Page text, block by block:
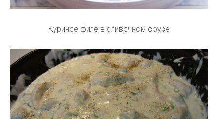
Куриное филе в сливочном соусе